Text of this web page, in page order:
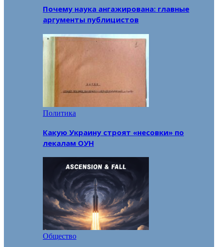
Почему наука ангажирована: главные
аргументы публицистов
Политика
Какую Украину строят «несовки» по
лекалам ОУН
Общество